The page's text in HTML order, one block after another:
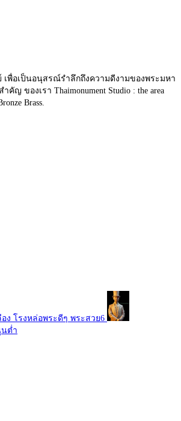
พื่อเป็นอนุสรณ์รำลึกถึงความดีงามของพระมหา
องเรา Thaimonument Studio : the area
Brass.